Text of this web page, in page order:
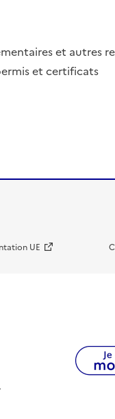
et autres
et certificats
UE